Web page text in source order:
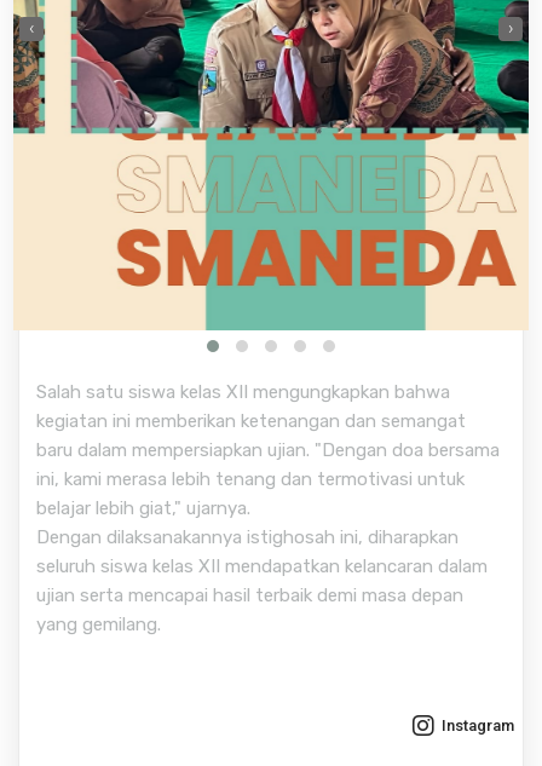
‹ ›
Salah satu siswa kelas XII mengungkapkan bahwa
kegiatan ini memberikan ketenangan dan semangat
baru dalam mempersiapkan ujian. "Dengan doa bersama
ini, kami merasa lebih tenang dan termotivasi untuk
belajar lebih giat," ujarnya.
Dengan dilaksanakannya istighosah ini, diharapkan
seluruh siswa kelas XII mendapatkan kelancaran dalam
ujian serta mencapai hasil terbaik demi masa depan
yang gemilang.
Instagram